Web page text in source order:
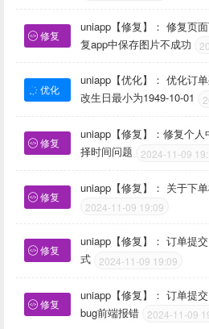
修复
uniapp【修复】： 修复页
复app中保存图片不成功
优化
uniapp【优化】： 优化订
改生日最小为1949-10-01
修复
uniapp【修复】：修复个
择时间问题
2024-11-09
修复
uniapp【修复】： 关于下
2024-11-09 19:09
修复
uniapp【修复】： 订单提
式
2024-11-09 19:09
修复
uniapp【修复】： 订单提
bug前端报错
2024-11-09